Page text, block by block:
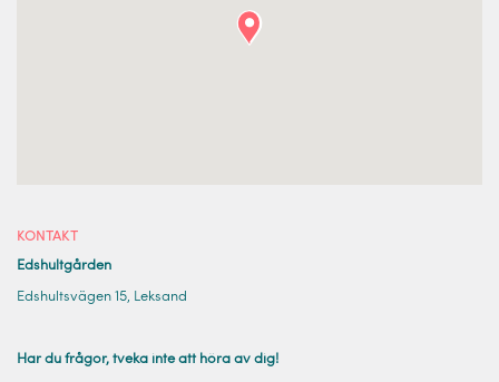
KONTAKT
Edshultgården
Edshultsvägen 15, Leksand
Har du frågor, tveka inte att höra av dig!